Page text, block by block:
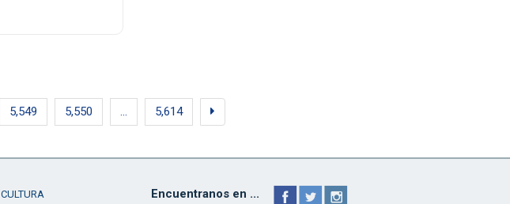
5,549 5,550 … 5,614
CULTURA
Encuentranos en ...